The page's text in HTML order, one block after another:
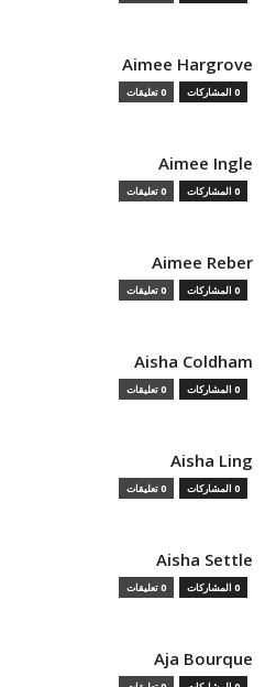
Aimee Hargrove
0 المشاركات 0 تعليقات
Aimee Ingle
0 المشاركات 0 تعليقات
Aimee Reber
0 المشاركات 0 تعليقات
Aisha Coldham
0 المشاركات 0 تعليقات
Aisha Ling
0 المشاركات 0 تعليقات
Aisha Settle
0 المشاركات 0 تعليقات
Aja Bourque